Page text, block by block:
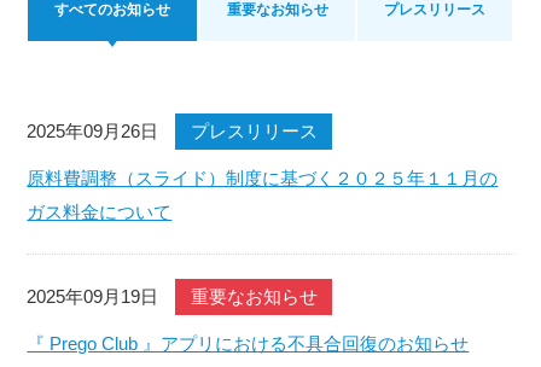
すべてのお知らせ 重要なお知らせ プレスリリース
2025年09月26日 プレスリリース
原料費調整（スライド）制度に基づく２０２５年１１月の
ガス料金について
2025年09月19日 重要なお知らせ
『 Prego Club 』アプリにおける不具合回復のお知らせ